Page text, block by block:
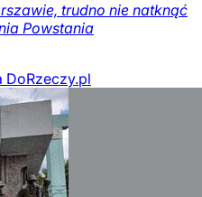
trudno nie natknąć
Powstania
DoRzeczy.pl